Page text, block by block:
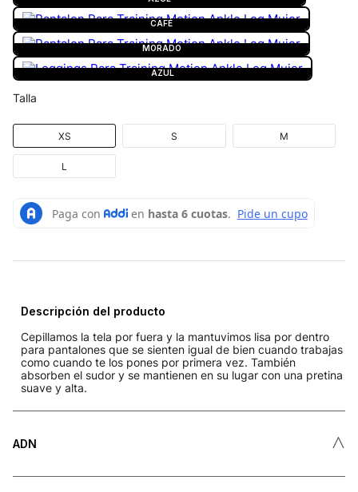
CAFÉ
MORADO
AZUL
Talla
XS S M
L
Descripción del producto
Cepillamos la tela por fuera y la mantuvimos lisa por dentro
para pantalones que se sienten igual de bien cuando trabajas
como cuando te los pones por primera vez. También
absorben el sudor y se mantienen en su lugar con una pretina
suave y alta.
ADN ˄